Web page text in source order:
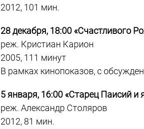
2012, 101 мин.
28 декабря, 18:00 «Счастливого
реж. Кристиан Карион
2005, 111 минут
В рамках кинопоказов, с
5 января, 16:00 «Старец Паисий и
реж. Александр Столяров
2012, 81 мин.